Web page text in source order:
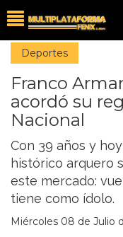
Deportes
Franco
acordó su
Nacional
Con 39 años y
histórico arquero
este mercado:
tiene como ídolo.
Miércoles 08 de Julio